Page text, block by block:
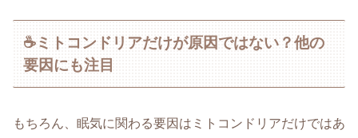
☕ミトコンドリアだけが原因ではない？他の
要因にも注目
もちろん、眠気に関わる要因はミトコンドリアだけではあ